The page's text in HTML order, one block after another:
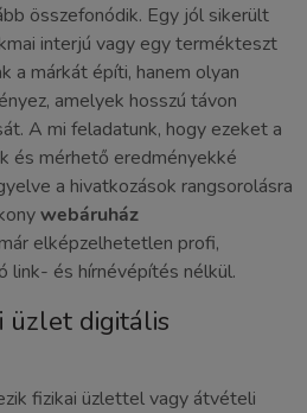
összefonódik. Egy jól sikerült
interjú vagy egy termékteszt
a márkát építi, hanem olyan
amelyek hosszú távon
A mi feladatunk, hogy ezeket a
és mérhető eredményekké
a hivatkozások rangsorolásra
webáruház
elképzelhetetlen profi,
link- és hírnévépítés nélkül.
üzlet digitális
fizikai üzlettel vagy átvételi